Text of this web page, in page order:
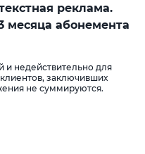
реклама.
месяца абонемента
и недействительно для
заключивших
не суммируются.